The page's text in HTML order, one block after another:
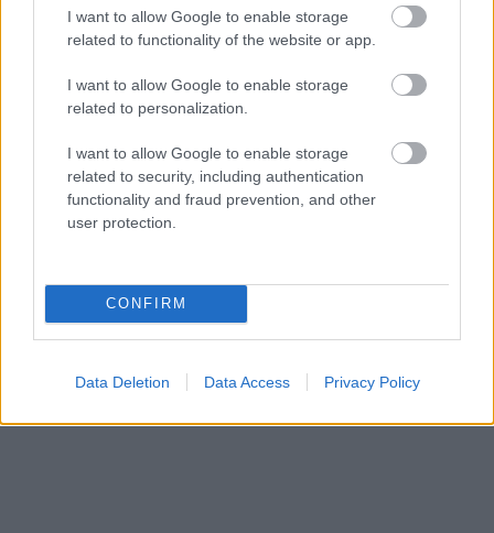
I want to allow Google to enable storage
related to functionality of the website or app.
I want to allow Google to enable storage
related to personalization.
I want to allow Google to enable storage
related to security, including authentication
functionality and fraud prevention, and other
user protection.
CONFIRM
Data Deletion Data Access Privacy Policy
október 21. péntek
20.30 - Urbi et orbi
október 22. szombat
16.00 - Turbo Paradiso